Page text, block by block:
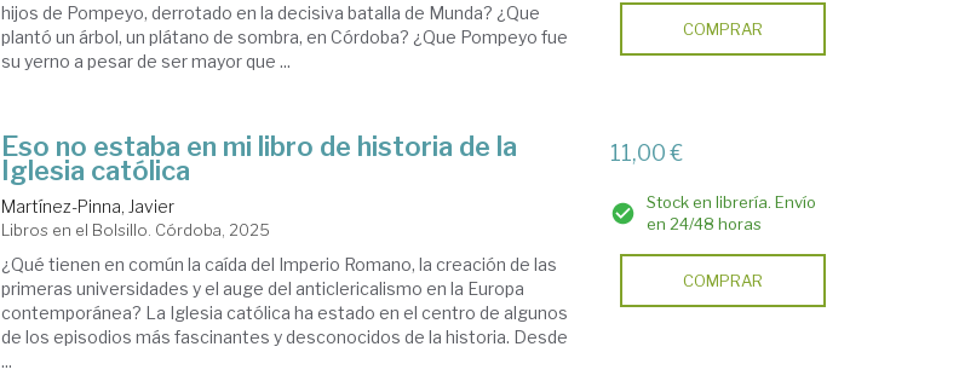
hijos de Pompeyo, derrotado en la decisiva batalla de Munda? ¿Que
plantó un árbol, un plátano de sombra, en Córdoba? ¿Que Pompeyo fue
su yerno a pesar de ser mayor que ...
COMPRAR
Eso no estaba en mi libro de historia de la
Iglesia católica
Martínez-Pinna, Javier
Libros en el Bolsillo. Córdoba, 2025
¿Qué tienen en común la caída del Imperio Romano, la creación de las
primeras universidades y el auge del anticlericalismo en la Europa
contemporánea? La Iglesia católica ha estado en el centro de algunos
de los episodios más fascinantes y desconocidos de la historia. Desde
...
11,00 €
Stock en librería. Envío
en 24/48 horas
COMPRAR